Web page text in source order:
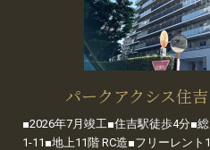
パークアクシス住
■2026年7月竣工■住吉駅徒歩4分■
1-11■地上11階 RC造■フリーレント